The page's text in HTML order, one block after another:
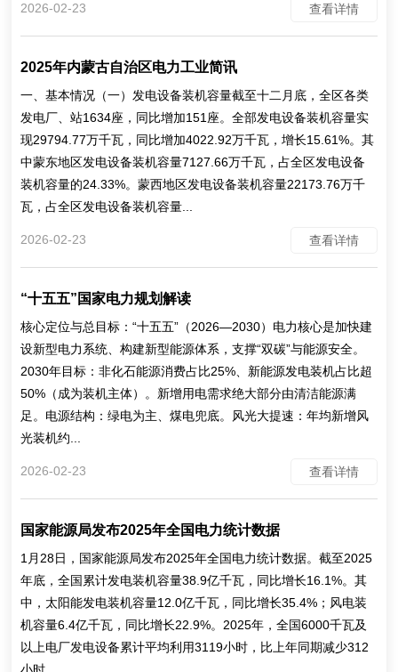
2026-02-23 查看详情
2025年内蒙古自治区电力工业简讯
一、基本情况（一）发电设备装机容量截至十二月底，全区各类
发电厂、站1634座，同比增加151座。全部发电设备装机容量实
现29794.77万千瓦，同比增加4022.92万千瓦，增长15.61%。其
中蒙东地区发电设备装机容量7127.66万千瓦，占全区发电设备
装机容量的24.33%。蒙西地区发电设备装机容量22173.76万千
瓦，占全区发电设备装机容量...
2026-02-23 查看详情
“十五五”国家电力规划解读
核心定位与总目标：“十五五”（2026—2030）电力核心是加快建
设新型电力系统、构建新型能源体系，支撑“双碳”与能源安全。
2030年目标：非化石能源消费占比25%、新能源发电装机占比超
50%（成为装机主体）。新增用电需求绝大部分由清洁能源满
足。电源结构：绿电为主、煤电兜底。风光大提速：年均新增风
光装机约...
2026-02-23 查看详情
国家能源局发布2025年全国电力统计数据
1月28日，国家能源局发布2025年全国电力统计数据。截至2025
年底，全国累计发电装机容量38.9亿千瓦，同比增长16.1%。其
中，太阳能发电装机容量12.0亿千瓦，同比增长35.4%；风电装
机容量6.4亿千瓦，同比增长22.9%。2025年，全国6000千瓦及
以上电厂发电设备累计平均利用3119小时，比上年同期减少312